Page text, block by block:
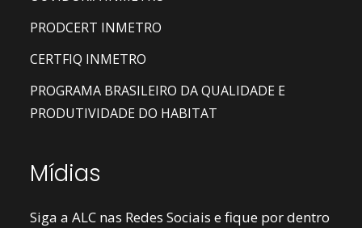
PRODCERT INMETRO
CERTFIQ INMETRO
PROGRAMA BRASILEIRO DA QUALIDADE E
PRODUTIVIDADE DO HABITAT
Mídias
Siga a ALC nas Redes Sociais e fique por dentro